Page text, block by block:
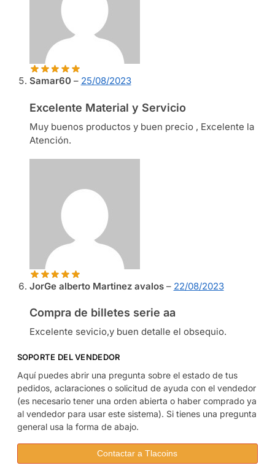
SOPORTE DEL VENDEDOR
Aquí puedes abrir una pregunta sobre el estado de tus
pedidos, aclaraciones o solicitud de ayuda con el vendedor
(es necesario tener una orden abierta o haber comprado ya
al vendedor para usar este sistema). Si tienes una pregunta
general usa la forma de abajo.
Contactar a Tlacoins
Samar60 – 25/08/2023
Excelente Material y Servicio
Muy buenos productos y buen precio , Excelente la
Atención.
JorGe alberto Martinez avalos – 22/08/2023
Compra de billetes serie aa
Excelente sevicio,y buen detalle el obsequio.